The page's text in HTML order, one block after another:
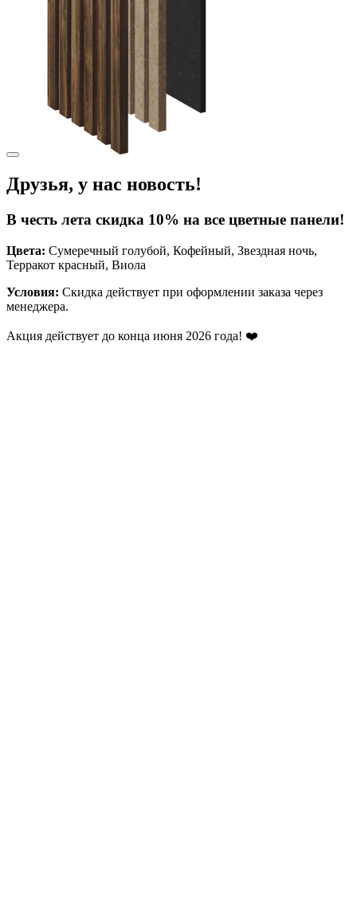
Друзья, у нас новость!
В честь лета скидка 10% на все цветные панели!
Цвета: Сумеречный голубой, Кофейный, Звездная ночь,
Терракот красный, Виола
Условия: Скидка действует при оформлении заказа через
менеджера.
Акция действует до конца июня 2026 года! ❤️